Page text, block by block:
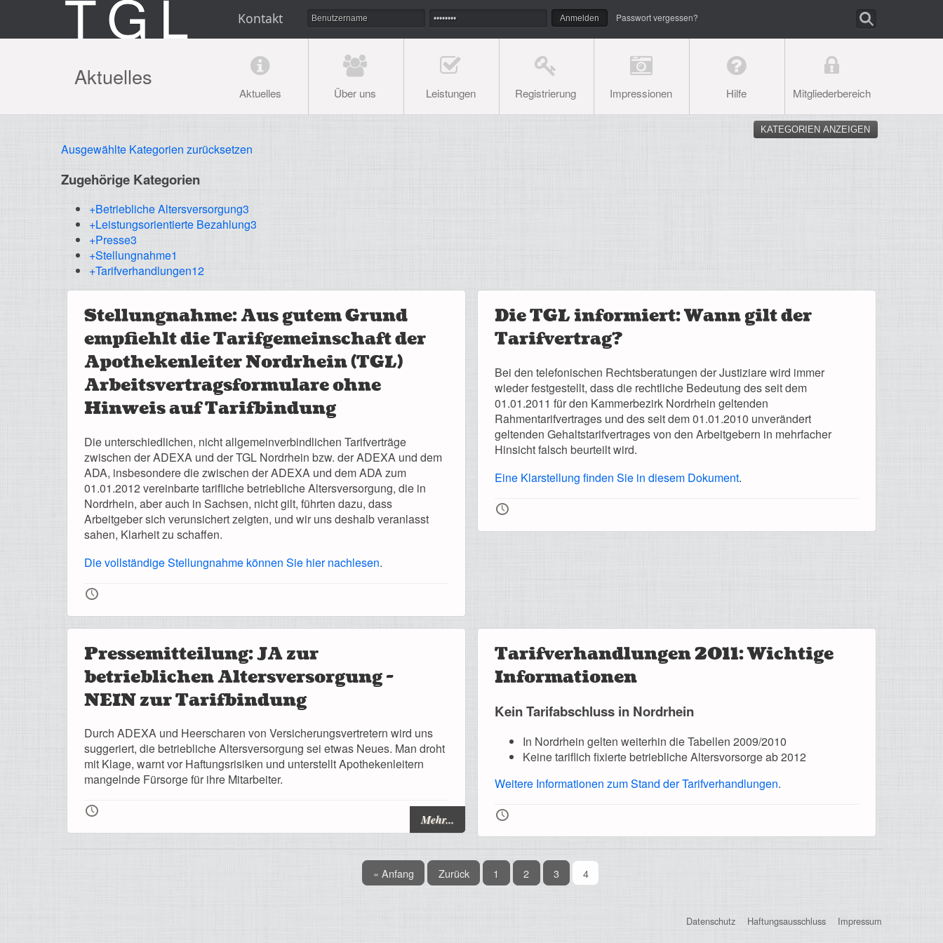
Kontakt Passwort vergessen?
Aktuelles
Aktuelles Über uns Leistungen Registrierung Impressionen Hilfe Mitgliederbereich
KATEGORIEN ANZEIGEN
Ausgewählte Kategorien zurücksetzen
Zugehörige Kategorien
+Betriebliche Altersversorgung3
+Leistungsorientierte Bezahlung3
+Presse3
+Stellungnahme1
+Tarifverhandlungen12
Stellungnahme: Aus gutem Grund
empfiehlt die Tarifgemeinschaft der
Apothekenleiter Nordrhein (TGL)
Arbeitsvertragsformulare ohne
Hinweis auf Tarifbindung
Die unterschiedlichen, nicht allgemeinverbindlichen Tarifverträge
zwischen der ADEXA und der TGL Nordrhein bzw. der ADEXA und dem
ADA, insbesondere die zwischen der ADEXA und dem ADA zum
01.01.2012 vereinbarte tarifliche betriebliche Altersversorgung, die in
Nordrhein, aber auch in Sachsen, nicht gilt, führten dazu, dass
Arbeitgeber sich verunsichert zeigten, und wir uns deshalb veranlasst
sahen, Klarheit zu schaffen.
Die vollständige Stellungnahme können Sie hier nachlesen.
🕔
Die TGL informiert: Wann gilt der
Tarifvertrag?
Bei den telefonischen Rechtsberatungen der Justiziare wird immer
wieder festgestellt, dass die rechtliche Bedeutung des seit dem
01.01.2011 für den Kammerbezirk Nordrhein geltenden
Rahmentarifvertrages und des seit dem 01.01.2010 unverändert
geltenden Gehaltstarifvertrages von den Arbeitgebern in mehrfacher
Hinsicht falsch beurteilt wird.
Eine Klarstellung finden Sie in diesem Dokument.
🕔
Pressemitteilung: JA zur
betrieblichen Altersversorgung -
NEIN zur Tarifbindung
Durch ADEXA und Heerscharen von Versicherungsvertretern wird uns
suggeriert, die betriebliche Altersversorgung sei etwas Neues. Man droht
mit Klage, warnt vor Haftungsrisiken und unterstellt Apothekenleitern
mangelnde Fürsorge für ihre Mitarbeiter.
🕔 Mehr...
Tarifverhandlungen 2011: Wichtige
Informationen
Kein Tarifabschluss in Nordrhein
In Nordrhein gelten weiterhin die Tabellen 2009/2010
Keine tariflich fixierte betriebliche Altersvorsorge ab 2012
Weitere Informationen zum Stand der Tarifverhandlungen.
🕔
« Anfang Zurück 1 2 3 4
Datenschutz Haftungsausschluss Impressum